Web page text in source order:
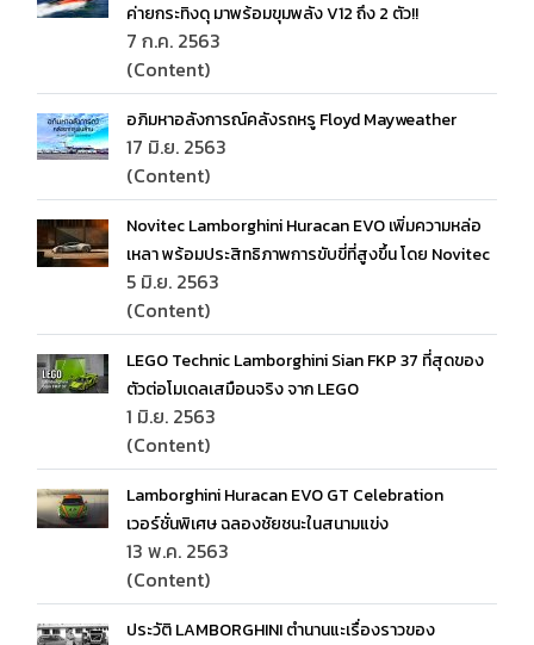
ค่ายกระทิงดุ มาพร้อมขุมพลัง V12 ถึง 2 ตัว!!
7 ก.ค. 2563
(Content)
อภิมหาอลังการณ์คลังรถหรู Floyd Mayweather
17 มิ.ย. 2563
(Content)
Novitec Lamborghini Huracan EVO เพิ่มความหล่อ
เหลา พร้อมประสิทธิภาพการขับขี่ที่สูงขึ้น โดย Novitec
5 มิ.ย. 2563
(Content)
LEGO Technic Lamborghini Sian FKP 37 ที่สุดของ
ตัวต่อโมเดลเสมือนจริง จาก LEGO
1 มิ.ย. 2563
(Content)
Lamborghini Huracan EVO GT Celebration
เวอร์ชั่นพิเศษ ฉลองชัยชนะในสนามแข่ง
13 พ.ค. 2563
(Content)
ประวัติ LAMBORGHINI ตำนานแะเรื่องราวของ